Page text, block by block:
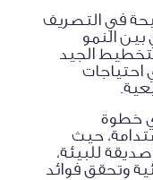
في التصريف
النمو
الجيد
احتياجات
خطوة
حيث
للبيئة،
وتحقق فوائد